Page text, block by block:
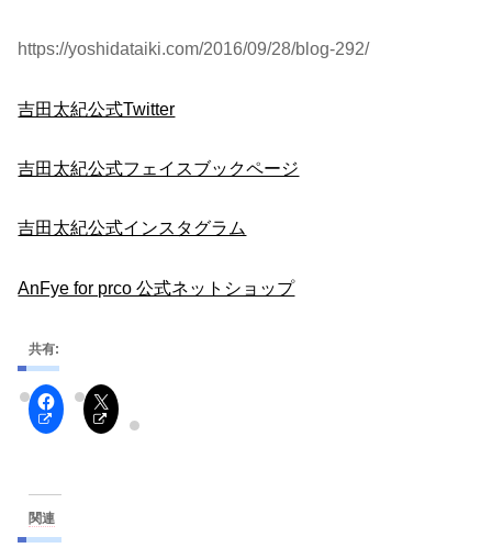
https://yoshidataiki.com/2016/09/28/blog-292/
吉田太紀公式Twitter
吉田太紀公式フェイスブックページ
吉田太紀公式インスタグラム
AnFye for prco 公式ネットショップ
共有:
関連